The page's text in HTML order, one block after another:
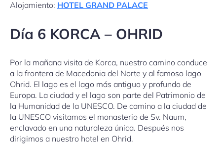
Alojamiento: HOTEL GRAND PALACE
Día 6 KORCA – OHRID
Por la mañana visita de Korca, nuestro camino conduce
a la frontera de Macedonia del Norte y al famoso lago
Ohrid. El lago es el lago más antiguo y profundo de
Europa. La ciudad y el lago son parte del Patrimonio de
la Humanidad de la UNESCO. De camino a la ciudad de
la UNESCO visitamos el monasterio de Sv. Naum,
enclavado en una naturaleza única. Después nos
dirigimos a nuestro hotel en Ohrid.